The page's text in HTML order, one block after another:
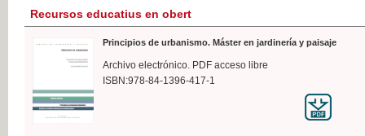
Recursos educatius en obert
Principios de urbanismo. Máster en jardinería y paisaje
Archivo electrónico. PDF acceso libre
ISBN:978-84-1396-417-1